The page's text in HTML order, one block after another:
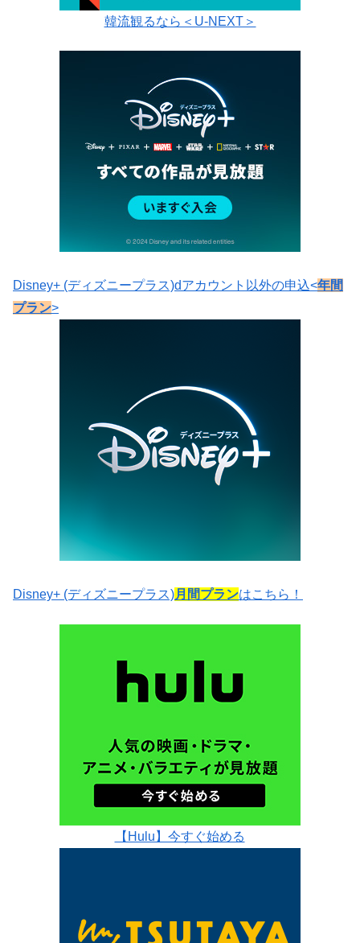
韓流観るなら＜U-NEXT＞
Disney+ (ディズニープラス)dアカウント以外の申込<年間
プラン>
Disney+ (ディズニープラス)月間プランはこちら！
【Hulu】今すぐ始める